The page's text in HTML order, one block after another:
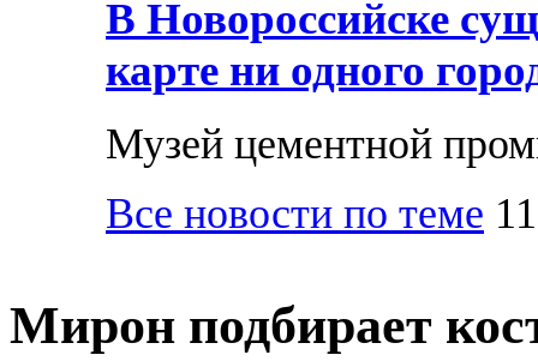
В Новороссийске
карте ни одного
Музей цементной
Все новости по теме
Мирон подбирает